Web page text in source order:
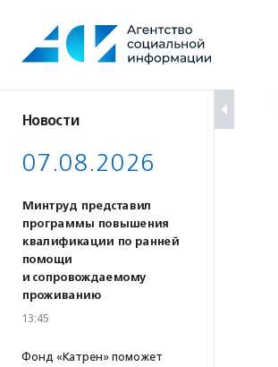
содержанию
Новости
07.08.2026
Минтруд представил
программы повышения
квалификации по ранней
помощи
и сопровождаемому
проживанию
13:45
Фонд «Катрен» поможет